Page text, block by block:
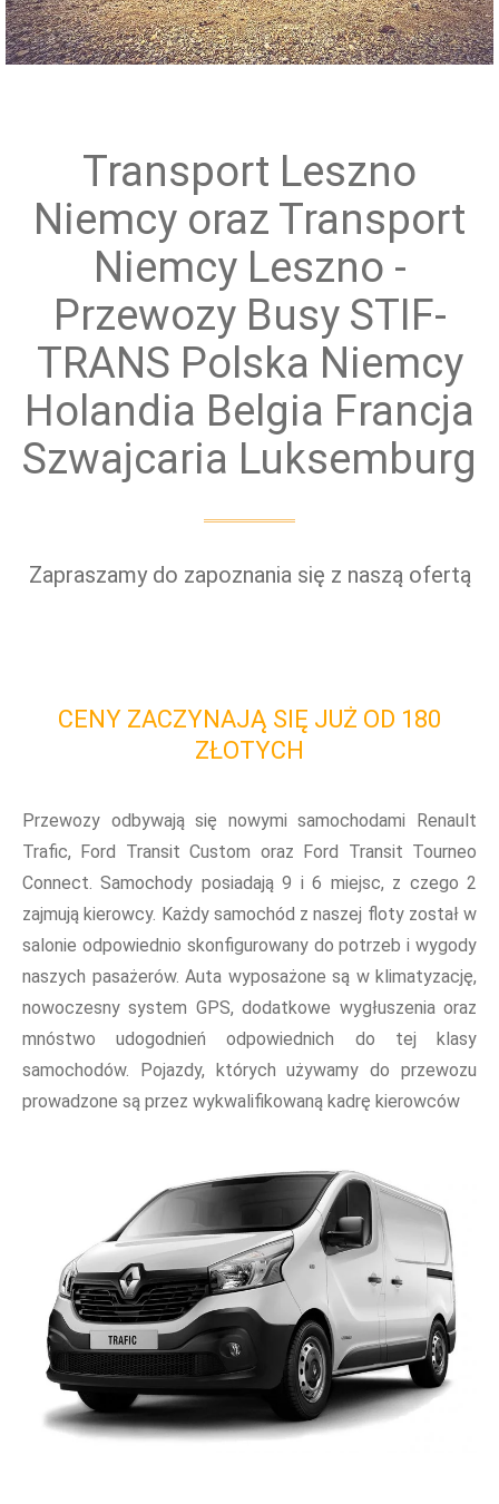
Przewóz grup zorganizowanych
Transport Leszno
Niemcy oraz Transport
Niemcy Leszno -
Przewozy Busy STIF-
TRANS Polska Niemcy
Holandia Belgia Francja
Szwajcaria Luksemburg
Zapraszamy do zapoznania się z naszą ofertą
CENY ZACZYNAJĄ SIĘ JUŻ OD 180
ZŁOTYCH
Przewozy odbywają się nowymi samochodami Renault
Trafic, Ford Transit Custom oraz Ford Transit Tourneo
Connect. Samochody posiadają 9 i 6 miejsc, z czego 2
zajmują kierowcy. Każdy samochód z naszej floty został w
salonie odpowiednio skonfigurowany do potrzeb i wygody
naszych pasażerów. Auta wyposażone są w klimatyzację,
nowoczesny system GPS, dodatkowe wygłuszenia oraz
mnóstwo udogodnień odpowiednich do tej klasy
samochodów. Pojazdy, których używamy do przewozu
prowadzone są przez wykwalifikowaną kadrę kierowców